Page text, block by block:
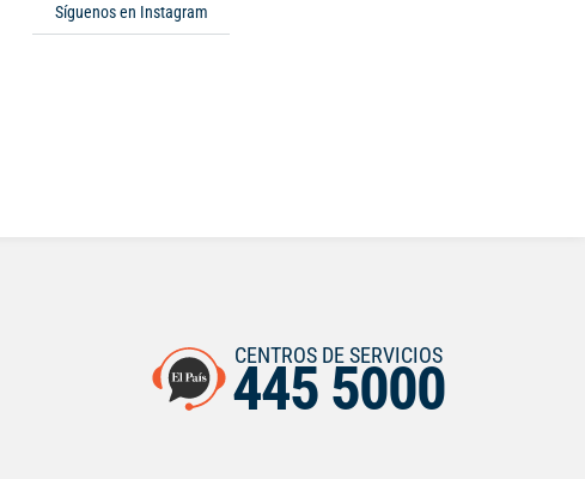
Síguenos en Instagram
CENTROS DE SERVICIOS
445 5000